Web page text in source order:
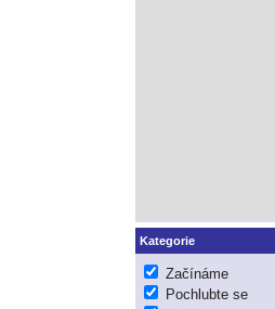
Kategorie
Začínáme
Pochlubte se